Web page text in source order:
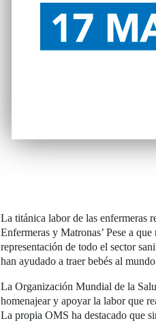
La titánica labor de las enfermeras
Enfermeras y Matronas’ Pese a
representación de todo el sector
han ayudado a traer bebés al
La Organización Mundial de la
homenajear y apoyar la labor que
La propia OMS ha destacado que